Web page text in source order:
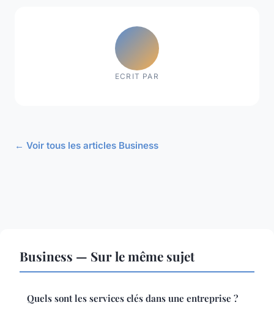
ECRIT PAR
← Voir tous les articles Business
Business — Sur le même sujet
Quels sont les services clés dans une entreprise ?